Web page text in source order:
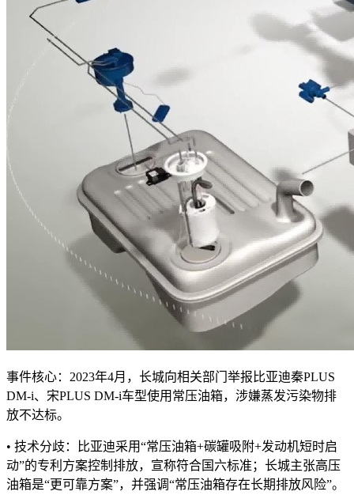
事件核心：2023年4月，长城向相关部门举报比亚迪秦PLUS
DM-i、宋PLUS DM-i车型使用常压油箱，涉嫌蒸发污染物排
放不达标。
• 技术分歧：比亚迪采用“常压油箱+碳罐吸附+发动机短时启
动”的专利方案控制排放，宣称符合国六标准；长城主张高压
油箱是“更可靠方案”，并强调“常压油箱存在长期排放风险”。